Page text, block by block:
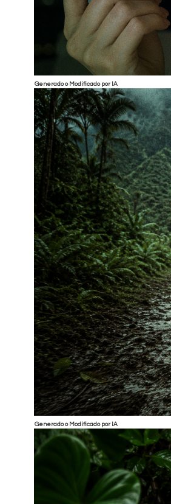
Generado o Modificado por IA
Generado o Modificado por IA